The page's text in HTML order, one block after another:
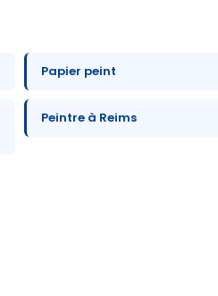
Papier peint
Peintre à Reims